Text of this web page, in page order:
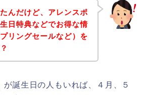
んだけど、アレンスポ
日特典などでお得な情
リングセールなど）を
が誕生日の人もいれば、４月、５